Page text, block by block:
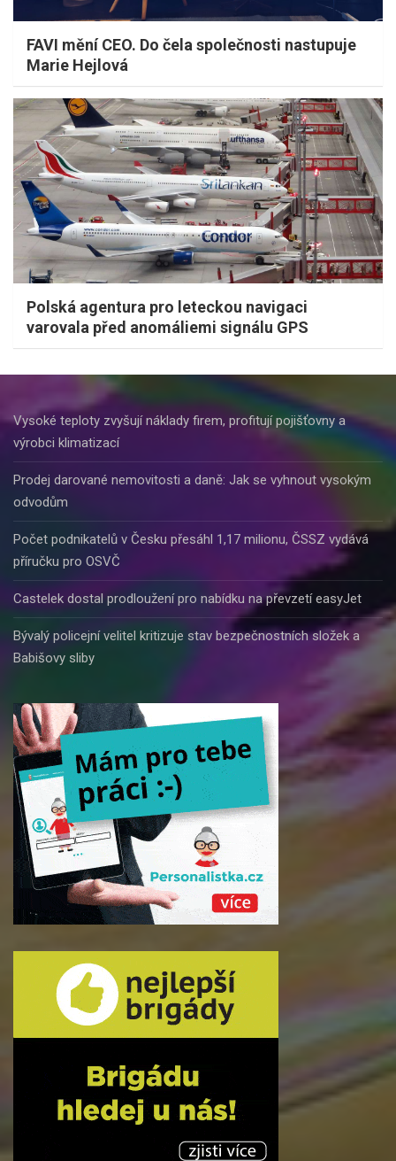
FAVI mění CEO. Do čela společnosti nastupuje
Marie Hejlová
Polská agentura pro leteckou navigaci
varovala před anomáliemi signálu GPS
Vysoké teploty zvyšují náklady firem, profitují pojišťovny a
výrobci klimatizací
Prodej darované nemovitosti a daně: Jak se vyhnout vysokým
odvodům
Počet podnikatelů v Česku přesáhl 1,17 milionu, ČSSZ vydává
příručku pro OSVČ
Castelek dostal prodloužení pro nabídku na převzetí easyJet
Bývalý policejní velitel kritizuje stav bezpečnostních složek a
Babišovy sliby